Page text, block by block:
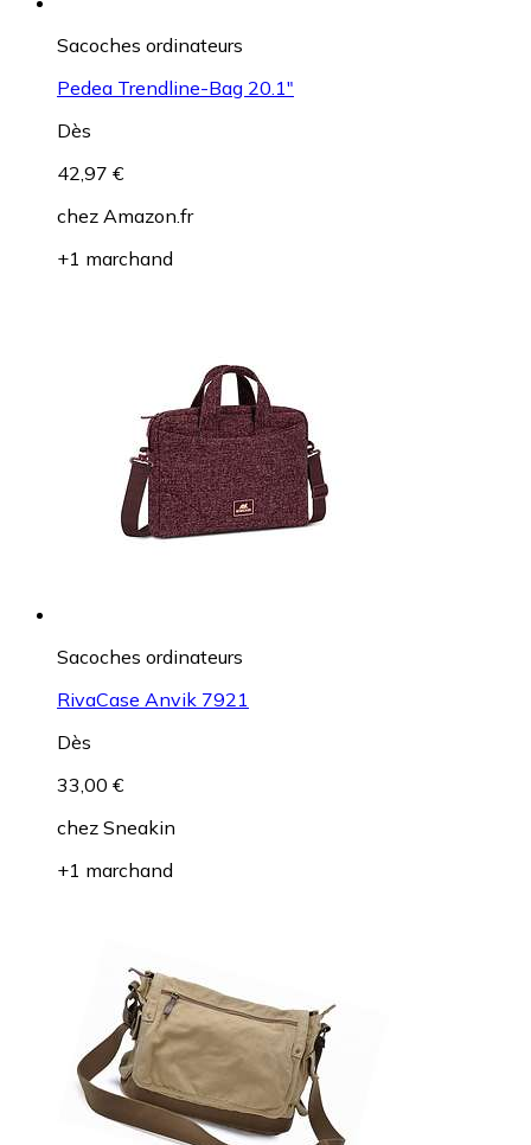
Sacoches ordinateurs
Pedea Trendline-Bag 20.1"
Dès
42,97 €
chez Amazon.fr
+1 marchand
Sacoches ordinateurs
RivaCase Anvik 7921
Dès
33,00 €
chez Sneakin
+1 marchand